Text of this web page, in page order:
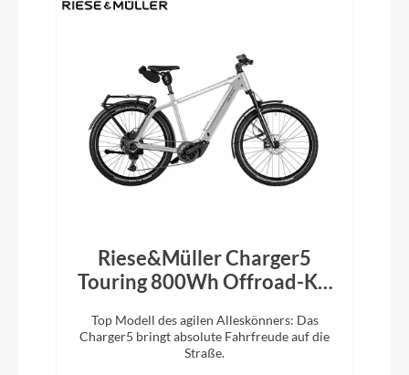
Riese&Müller Charger5
Touring 800Wh Offroad-Kit
Top Modell des agilen Alleskönners: Das
Charger5 bringt absolute Fahrfreude auf die
Straße.